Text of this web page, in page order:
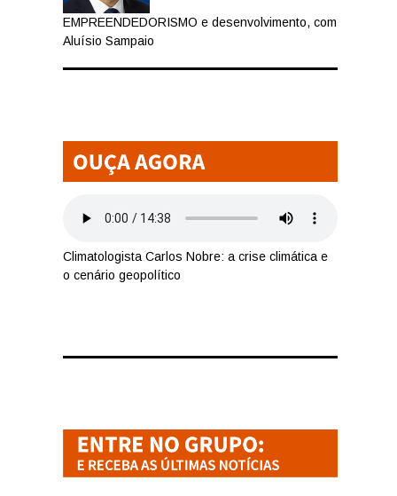
EMPREENDEDORISMO e desenvolvimento, com
Aluísio Sampaio
Climatologista Carlos Nobre: a crise climática e
o cenário geopolítico